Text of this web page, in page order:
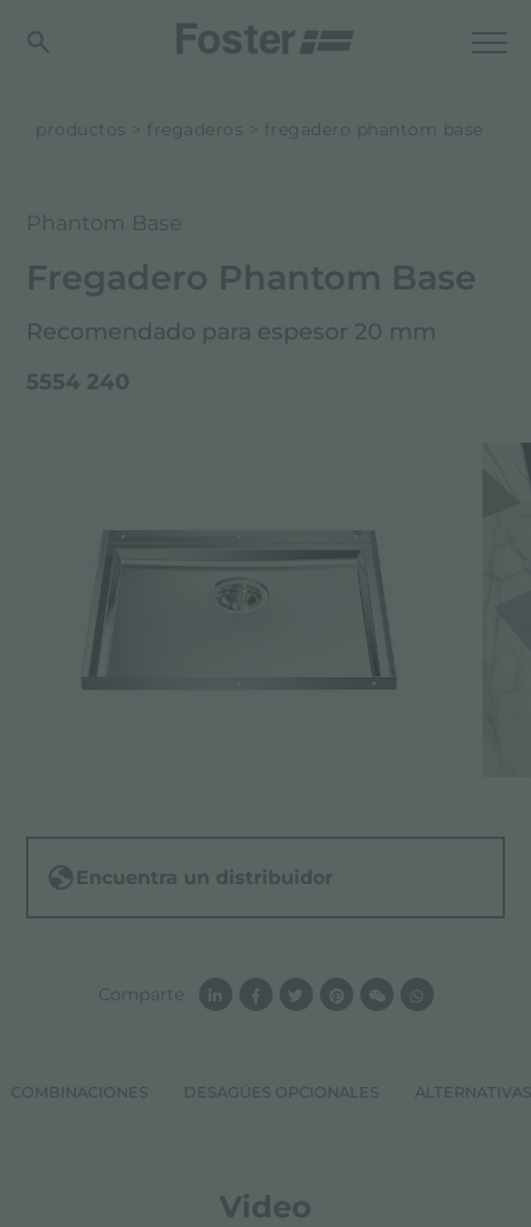
productos fregaderos fregadero phantom base
COMBINACIONES DESAGÜES OPCIONALES ALTERNATIVAS
Video
Phantom Base
Fregadero Phantom Base
Recomendado para espesor 20 mm
5554 240
Encuentra un distribuidor
Comparte